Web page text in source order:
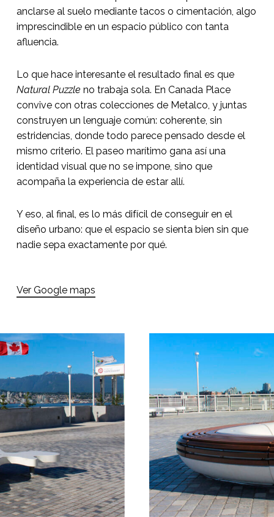
anclarse al suelo mediante tacos o cimentación, algo
imprescindible en un espacio público con tanta
afluencia.
Lo que hace interesante el resultado final es que
Natural Puzzle no trabaja sola. En Canada Place
convive con otras colecciones de Metalco, y juntas
construyen un lenguaje común: coherente, sin
estridencias, donde todo parece pensado desde el
mismo criterio. El paseo marítimo gana así una
identidad visual que no se impone, sino que
acompaña la experiencia de estar allí.
Y eso, al final, es lo más difícil de conseguir en el
diseño urbano: que el espacio se sienta bien sin que
nadie sepa exactamente por qué.
Ver Google maps